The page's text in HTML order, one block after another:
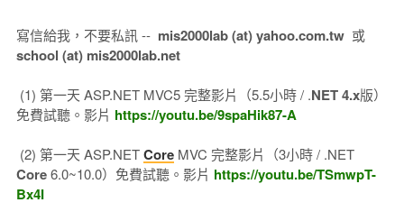
寫信給我，不要私訊 -- mis2000lab (at) yahoo.com.tw或
school (at) mis2000lab.net
(1) 第一天 ASP.NET MVC5 完整影片（5.5小時 / .NET 4.x版）
免費試聽。影片 https://youtu.be/9spaHik87-A
(2) 第一天 ASP.NETCoreMVC 完整影片（3小時 / .NET
Core6.0~10.0）免費試聽。影片 https://youtu.be/TSmwpT-
Bx4I